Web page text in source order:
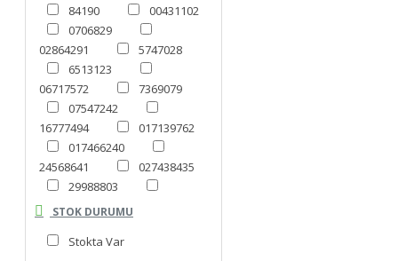
84190
00431102
0706829
02864291
5747028
6513123
06717572
7369079
07547242
16777494
017139762
017466240
24568641
027438435
29988803
30566903
034679463
STOK DURUMU
Stokta Var